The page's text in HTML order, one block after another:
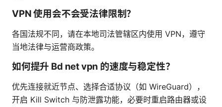
VPN 使用会不会受法律限制？
各国法规不同，请在本地司法管辖区内使用 VPN，遵守
当地法律与运营商政策。
如何提升 Bd net vpn 的速度与稳定性？
优先连接就近节点、选择合适协议（如 WireGuard），
开启 Kill Switch 与防泄露功能，必要时重启路由器或设